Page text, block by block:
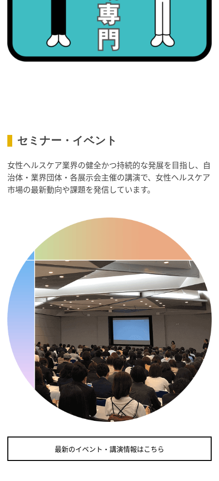
・世界アルツハイマー月間
・健康増進普及月間
・がん征圧月間
・健康増進普及月間
・歯ヂカラ探究月間
・骨盤臓器脱 克服の日
2026/09/10(木)
・がん征圧月間
・世界アルツハイマー月間
・健康増進普及月間
・歯ヂカラ探究月間
・職場の健康診断実施強化月間
・自殺予防週間
・世界自殺予防デー
・日本骨髄増殖性腫瘍の日
・知的障害者愛護デー
・糖化の日
2026/09/11(金)
・世界アルツハイマー月間
・健康増進普及月間
・歯ヂカラ探究月間
セミナー・イベント
女性ヘルスケア業界の健全かつ持続的な発展を目指し、自
治体・業界団体・各展示会主催の講演で、女性ヘルスケア
市場の最新動向や課題を発信しています。
最新のイベント・講演情報はこちら